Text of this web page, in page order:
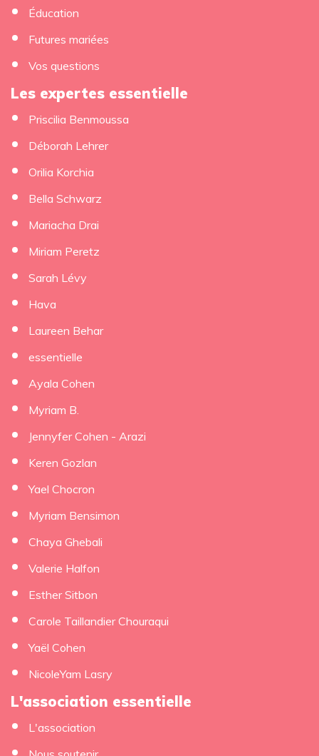
Éducation
Futures mariées
Vos questions
Les expertes essentielle
Priscilia Benmoussa
Déborah Lehrer
Orilia Korchia
Bella Schwarz
Mariacha Drai
Miriam Peretz
Sarah Lévy
Hava
Laureen Behar
essentielle
Ayala Cohen
Myriam B.
Jennyfer Cohen - Arazi
Keren Gozlan
Yael Chocron
Myriam Bensimon
Chaya Ghebali
Valerie Halfon
Esther Sitbon
Carole Taillandier Chouraqui
Yaël Cohen
NicoleYam Lasry
L'association essentielle
L'association